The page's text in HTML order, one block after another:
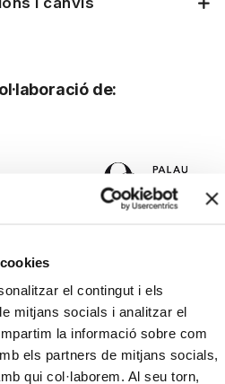
el contingut i els
mitjans socials i analitzar el
la informació sobre com
els partners de mitjans socials,
qui col·laborem. Al seu torn,
de: